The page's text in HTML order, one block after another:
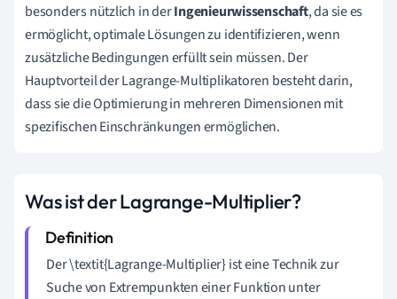
besonders nützlich in derIngenieurwissenschaft, da sie es
ermöglicht, optimale Lösungen zu identifizieren, wenn
zusätzliche Bedingungen erfüllt sein müssen. Der
Hauptvorteil der Lagrange-Multiplikatoren besteht darin,
dass sie die Optimierung in mehreren Dimensionen mit
spezifischen Einschränkungen ermöglichen.
Was ist der Lagrange-Multiplier?
Der \textit{Lagrange-Multiplier} ist eine Technik zur
Suche von Extrempunkten einer Funktion unter